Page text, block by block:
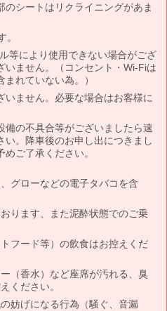
シートはリクライニングがあま
。
等により使用できない場合がござ
いません。（コンセント・Wi-Fiは
れていない為。）
ません。必要な場合はお客様に
備の不具合等がございましたら速
。降車後のお申し出につきまし
ご了承ください。
グローなどの電子タバコを含
ります、また泥酔状態でのご乗
フード等）の飲食はお控えくだ
（香水）など座席が汚れる、臭
ください。
妨げになる行為（騒ぐ、音漏